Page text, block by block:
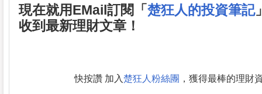
現在就用EMail訂閱「楚狂人的投資筆記
收到最新理財文章！
快按讚 加入楚狂人粉絲團 ，獲得最棒的理財